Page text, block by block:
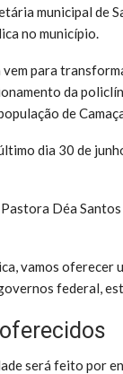
municipal de
no município.
para
da
de
dia 30 de
Déa Santos
vamos oferecer
federal,
será feito por